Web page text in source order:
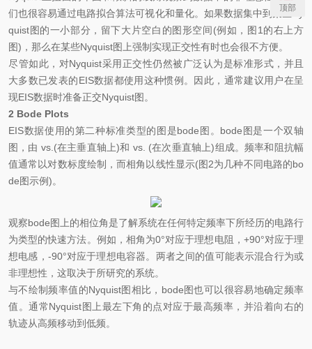
们也很容易通过电路拟合算法可视化和量化。如果数据集中到某些Ny
quist图的一小部分，留下大片空白的图形空间(例如，图 1 的右上方
图) ，那么在某些Nyquist图上强制实现正交性有时也会很不方便。
尽管如此，对Nyquist采用正交性仍然被广泛认为是标准形式，并且
大多数已发表的EIS数据都使用这种惯例。因此，通常建议用户在呈
现EIS数据时准备正交Nyquist图。
2 Bode Plots
EIS数据使用的第二种标准类型的图是bode 图。 bode 图是一个双轴
图，由 vs. (在主垂直轴上)和 vs. (在次垂直轴上)组成。频率和阻抗幅
值通常以对数标度绘制，而相角 以线性显示(图2为几种不同电路的bo
de图示例)。
观察bode图上的相位角是了解系统在任何特定频率下所经历的电路行
为类型的快速方法。例如，相角为0°对应于理想电阻， +90°对应于理
想电感， -90°对应于理想电容器。两者之间的值可能表示混合行为或
非理想性，这取决于所研究的系统。
与不绘制频率值的Nyquist图相比， bode图也可以很容易地确定频率
值。通常Nyquist图上最左下角的点对应于最高频率，并沿着向右的
轨迹从高频移动到低频。
顶部